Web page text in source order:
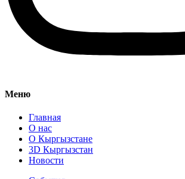
Меню
Главная
О нас
О Кыргызстане
3D Кыргызстан
Новости